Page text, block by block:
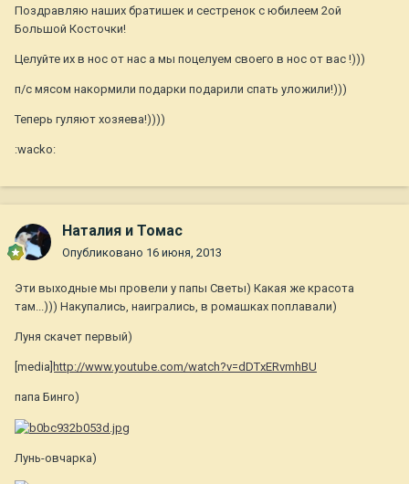
Поздравляю наших братишек и сестренок с юбилеем 2ой
Большой Косточки!
Целуйте их в нос от нас а мы поцелуем своего в нос от вас !)))
п/с мясом накормили подарки подарили спать уложили!)))
Теперь гуляют хозяева!))))
:wacko:
Наталия и Томас
Опубликовано 16 июня, 2013
Эти выходные мы провели у папы Светы) Какая же красота
там...))) Накупались, наигрались, в ромашках поплавали)
Луня скачет первый)
[media ]http://www.youtube.com/watch?v=dDTxERvmhBU
папа Бинго)
Лунь-овчарка)